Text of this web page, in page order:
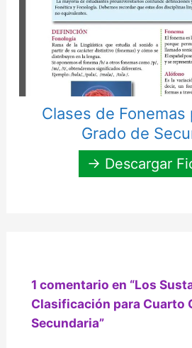
Clases de Fonemas
Grado de
→ Descargar
1 comentario en “Los
Clasificación para Cuarto
Secundaria”